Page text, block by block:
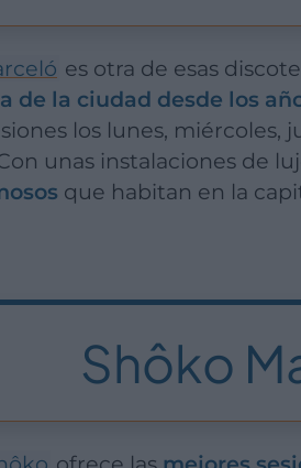
es otra de esas
de la ciudad desde los
los lunes, miércoles,
unas instalaciones de
que habitan en la
Shôko